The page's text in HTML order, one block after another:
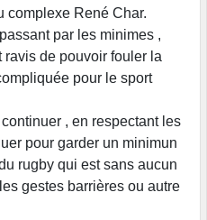
complexe René Char.
par les minimes ,
de pouvoir fouler la
pour le sport
, en respectant les
pour garder un minimun
rugby qui est sans aucun
gestes barrières ou autre